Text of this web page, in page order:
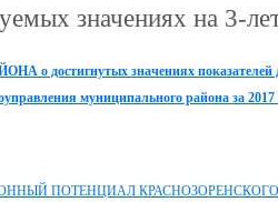
значениях на 3-
о достигнутых значениях показателей
муниципального района за
ПОТЕНЦИАЛ